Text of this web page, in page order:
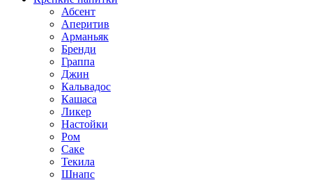
Абсент
Аперитив
Арманьяк
Бренди
Граппа
Джин
Кальвадос
Кашаса
Ликер
Настойки
Ром
Саке
Текила
Шнапс